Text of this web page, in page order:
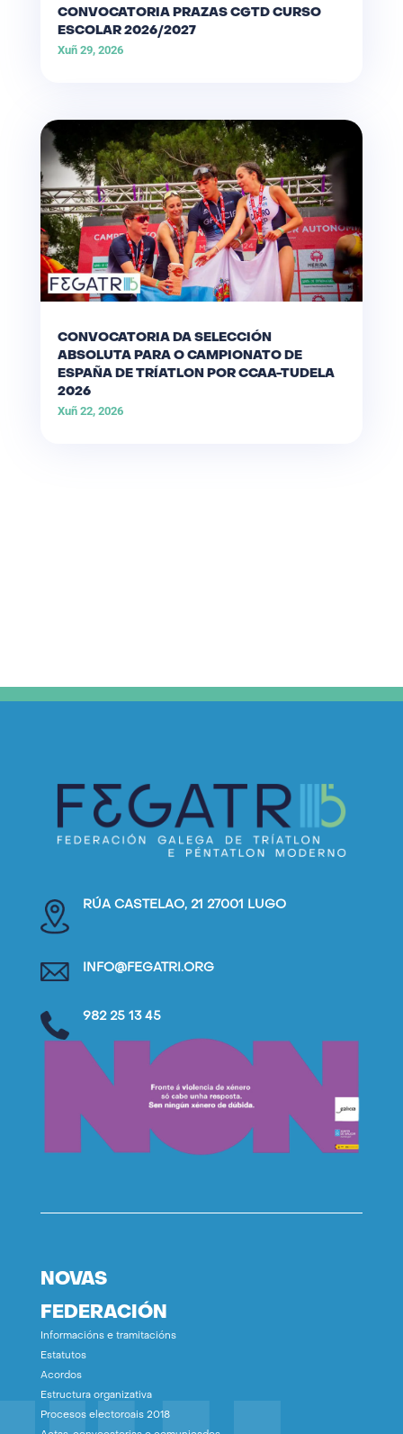
CONVOCATORIA PRAZAS CGTD CURSO
ESCOLAR 2026/2027
Xuñ 29, 2026
CONVOCATORIA DA SELECCIÓN
ABSOLUTA PARA O CAMPIONATO DE
ESPAÑA DE TRÍATLON POR CCAA-TUDELA
2026
Xuñ 22, 2026
RÚA CASTELAO, 21 27001 LUGO
INFO@FEGATRI.ORG
982 25 13 45
NOVAS
FEDERACIÓN
Informacións e tramitacións
Estatutos
Acordos
Estructura organizativa
Procesos electoroais 2018